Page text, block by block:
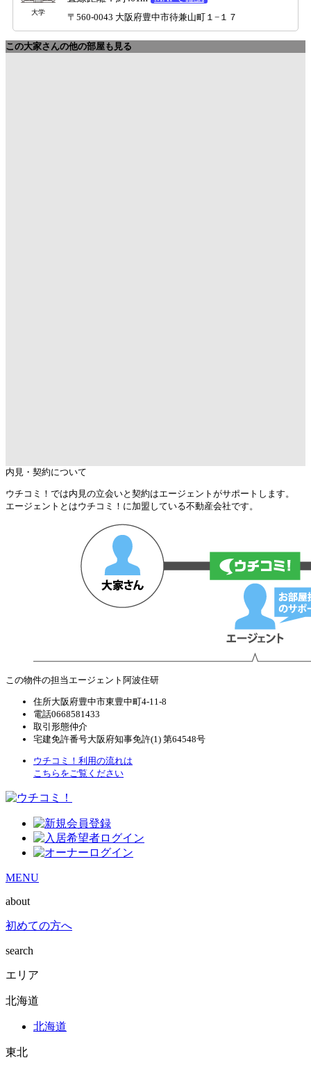
大学
〒560-0043 大阪府豊中市待兼山町１−１７
この大家さんの他の部屋も見る
内見・契約について
ウチコミ！では内見の立会いと契約はエージェントがサポートします。
エージェントとはウチコミ！に加盟している不動産会社です。
この物件の担当エージェント 阿波住研
住所大阪府豊中市東豊中町4-11-8
電話0668581433
取引形態仲介
宅建免許番号大阪府知事免許(1) 第64548号
ウチコミ！利用の流れは
こちらをご覧ください
MENU
about
初めての方へ
search
エリア
北海道
北海道
東北